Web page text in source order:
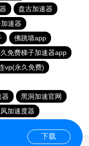
盘古加速器
速器
佛跳墙app
免费梯子加速器app
vp(永久免费)
器
黑洞加速官网
加速度器
下载